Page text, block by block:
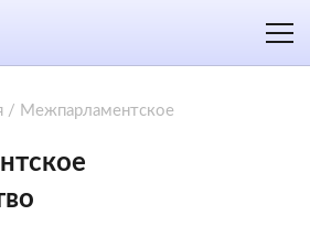
/ Межпарламентское